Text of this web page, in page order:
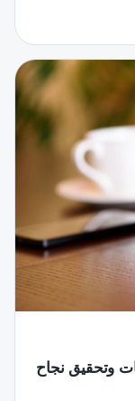
وتحقيق نجاح